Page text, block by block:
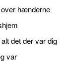
hænderne
det der var dig
var